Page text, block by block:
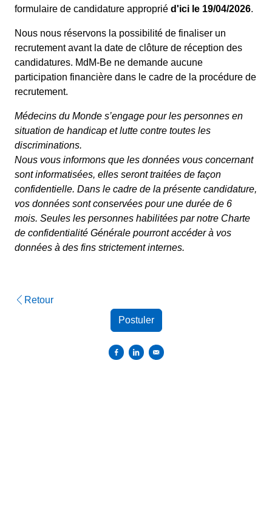
formulaire de candidature approprié d'ici le 19/04/2026.
Nous nous réservons la possibilité de finaliser un
recrutement avant la date de clôture de réception des
candidatures. MdM-Be ne demande aucune
participation financière dans le cadre de la procédure de
recrutement.
Médecins du Monde s’engage pour les personnes en
situation de handicap et lutte contre toutes les
discriminations.
Nous vous informons que les données vous concernant
sont informatisées, elles seront traitées de façon
confidentielle. Dans le cadre de la présente candidature,
vos données sont conservées pour une durée de 6
mois. Seules les personnes habilitées par notre Charte
de confidentialité Générale pourront accéder à vos
données à des fins strictement internes.
Retour
Postuler
Partager sur Facebook
Partager sur Linkedin
Envoyer par courriel